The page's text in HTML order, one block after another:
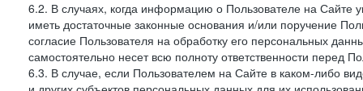
6.2. В случаях, когда информацию о Пользователе на Сайте
иметь достаточные законные основания и/или поручение
согласие Пользователя на обработку его персональных
самостоятельно несет всю полноту ответственности перед
6.3. В случае, если Пользователем на Сайте в каком-либо